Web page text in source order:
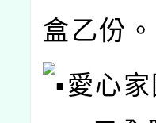
盒乙份。
愛心